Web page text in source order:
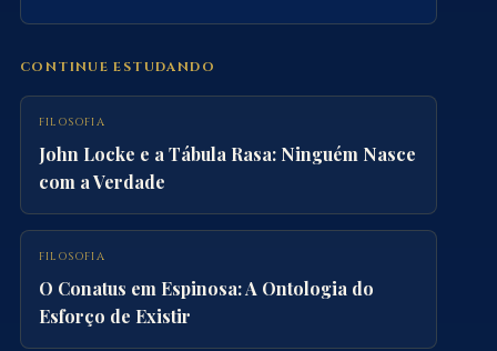
CONTINUE ESTUDANDO
FILOSOFIA
John Locke e a Tábula Rasa: Ninguém Nasce
com a Verdade
FILOSOFIA
O Conatus em Espinosa: A Ontologia do
Esforço de Existir